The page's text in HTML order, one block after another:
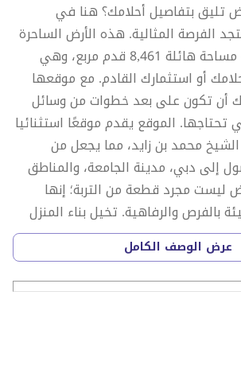
تليق بتفاصيل أحلامك؟ هنا في
الفرصة المثالية. هذه الأرض الساحرة
في Al Zahia تقدم مساحة هائلة 8,461 قدم مربع، وهي
أو استثمارك القادم. مع موقعها
أن تكون على بعد خطوات من وسائل
تحتاجها. الموقع يقدم موقعًا استثنائيا
محمد بن زايد، مما يجعل من
إلى دبي، مدينة الجامعة، والمناطق
ليست مجرد قطعة من التربة؛ إنها
بالفرص والرفاهية. تخيل بناء المنزل
حيث يمكنك تصميم كل تفصيل
حياتك. عندما يتعلق الأمر
الأرض تمثل فرصة ذهبية. مع الطلب
التجاري ليس فقط موقعًا، بل
حيث تلتقي الفرص بالمزايا. من الوصول
عرض الوصف الكامل